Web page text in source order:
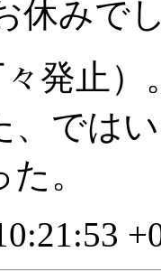
休みで
々発止
、では
。